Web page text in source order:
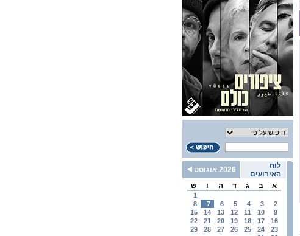
לוח
האירועים
2026 אוגוסט
א
ב ג ד ה ו ש
1
2
3
4
5
6
7
8
9
10
11
12
13
14
15
16
17
18
19
20
21
22
23
24
25
26
27
28
29